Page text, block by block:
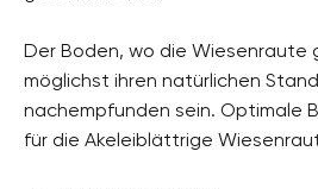
Der Boden, wo die Wiesenraute
möglichst ihren natürlichen
nachempfunden sein. Optimale
für die Akeleiblättrige